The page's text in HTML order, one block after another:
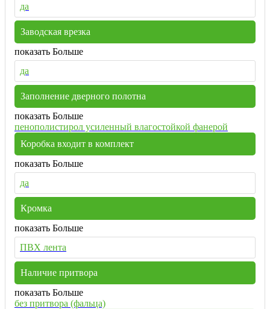
да
Заводская врезка
показать Больше
да
Заполнение дверного полотна
показать Больше
пенополистирол усиленный влагостойкой фанерой
Коробка входит в комплект
показать Больше
да
Кромка
показать Больше
ПВХ лента
Наличие притвора
показать Больше
без притвора (фальца)